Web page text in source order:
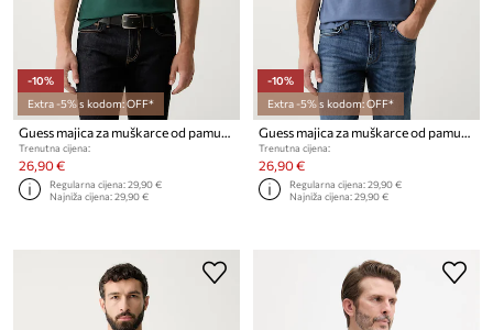
-10%
Extra -5% s kodom: OFF*
Trenutna cijena:
26,90 €
Regularna cijena:29,90 €
Najniža cijena:29,90 €
-10%
Extra -5% s kodom: OFF*
Trenutna cijena:
26,90 €
Regularna cijena:29,90 €
Najniža cijena:29,90 €